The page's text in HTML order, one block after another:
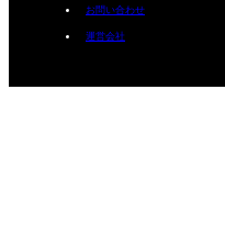
お問い合わせ
運営会社